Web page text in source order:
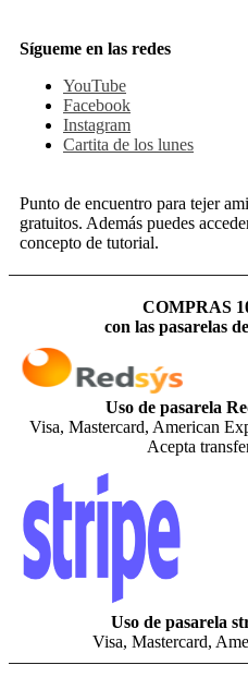
Sígueme en las redes
YouTube
Facebook
Instagram
Cartita de los lunes
Punto de encuentro para tejer
gratuitos. Además puedes
concepto de tutorial.
COMPRAS
con las pasarelas
Uso de pasarela
Visa, Mastercard, American
Acepta
Uso de pasarela
Visa, Mastercard,